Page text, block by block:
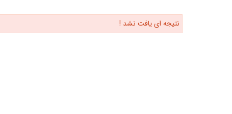
نتیجه ای یافت نشد !